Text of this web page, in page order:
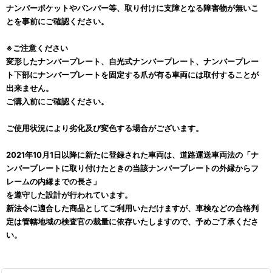
ナンバーポケットやバンパー等、取り付けに支障となる障害物が無いこ
とを事前にご確認ください。
※ご注意ください
変形したナンバープレート、自光式ナンバープレート、ナンバープレー
ト下部にナンバープレートを固定する爪が有る車両には取付することが
出来ません。
ご購入前にご確認ください。
ご使用状況により劣化及び変色する場合がございます。
2021年10月1日以降に新たに登録された車両は、道路運送車両法の「ナ
ンバープレートに取り付けたときの当該ナンバープレートの外縁からフ
レームの内縁までの長さ」
を遵守した設計が行われています。
新法令に適合した商品としてご利用いただけますが、車検などの合格判
定は管轄地域の検査官の裁量に依存いたしますので、予めご了承くださ
い。